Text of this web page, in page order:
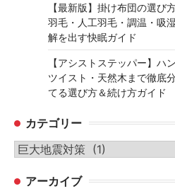
【最新版】掛け布団の選び
羽毛・人工羽毛・調温・吸
解を出す快眠ガイド
【アシストステッパー】ハ
ツイスト・天然木まで徹底
てる選び方＆続け方ガイド
カテゴリー
カ
ゴ アーカイブ